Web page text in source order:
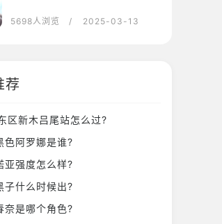
5698人浏览 / 2025-03-13
荐
区新木吕尾站怎么过?
色阿罗娜是谁?
亚强度怎么样?
子什么时候出?
奈是哪个角色?